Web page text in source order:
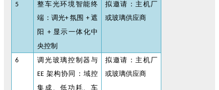
5
整车光环境智能终
端：调光+氛围 +遮
阳+ 显示一体化中
央控制
拟邀请：主机厂
或玻璃供应商
6
调光玻璃控制器与
EE 架构协同：域控
集成、低功耗、车
拟邀请：主机厂
或玻璃供应商